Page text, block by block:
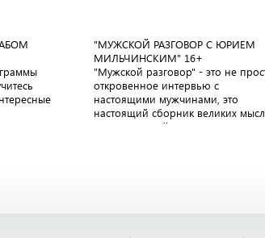
"МУЖСКОЙ РАЗГОВОР С ЮРИЕМ
МИЛЬЧИНСКИМ" 16+
"Мужской разговор" - это не
откровенное интервью с
настоящими мужчинами, это
настоящий сборник великих
великих людей